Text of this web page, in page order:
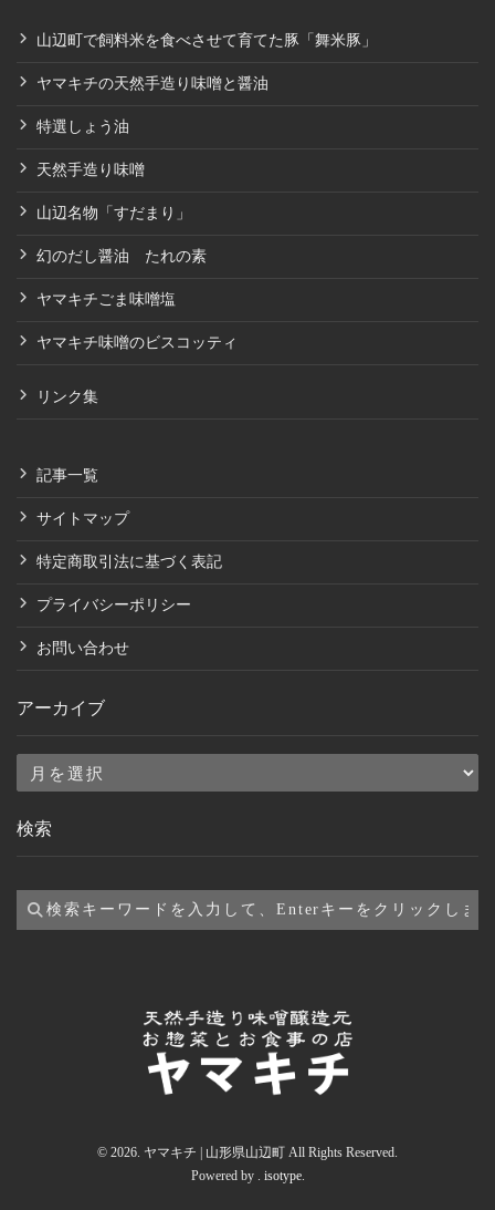
山辺町で飼料米を食べさせて育てた豚「舞米豚」
ヤマキチの天然手造り味噌と醤油
特選しょう油
天然手造り味噌
山辺名物「すだまり」
幻のだし醤油 たれの素
ヤマキチごま味噌塩
ヤマキチ味噌のビスコッティ
リンク集
記事一覧
サイトマップ
特定商取引法に基づく表記
プライバシーポリシー
お問い合わせ
アーカイブ
ア
カ
ブ
検索
© 2026. ヤマキチ | 山形県山辺町 All Rights Reserved.
Powered by . isotype.